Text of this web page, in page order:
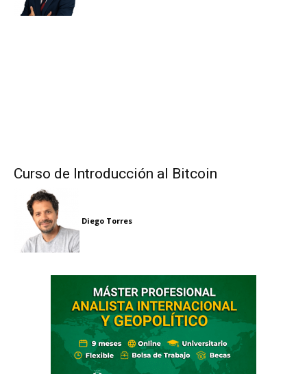
Curso de Introducción al Bitcoin
Diego Torres